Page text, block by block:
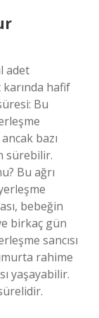
adet
hafif
Bu
bazı
sürebilir.
Bu ağrı
bebeğin
birkaç gün
sancısı
rahime
yaşayabilir.